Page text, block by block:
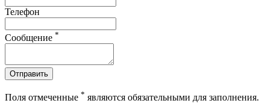
Телефон
Сообщение *
Отправить
Поля отмеченные * являются обязательными для заполнения.